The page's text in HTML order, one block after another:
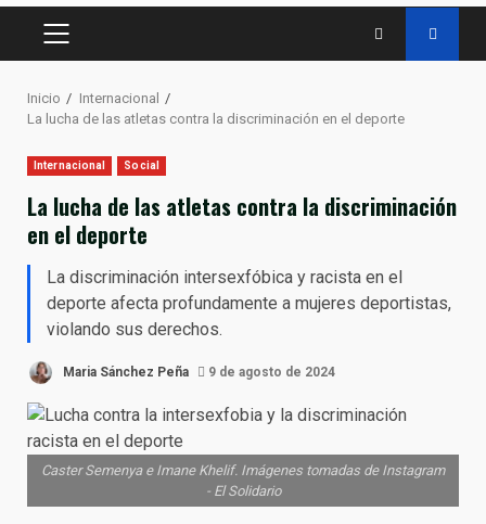
MENÚ
Inicio
Internacional
La lucha de las atletas contra la discriminación en el deporte
Internacional Social
La lucha de las atletas contra la discriminación
en el deporte
La discriminación intersexfóbica y racista en el
deporte afecta profundamente a mujeres deportistas,
violando sus derechos.
Maria Sánchez Peña 9 de agosto de 2024
Caster Semenya e Imane Khelif. Imágenes tomadas de Instagram
- El Solidario